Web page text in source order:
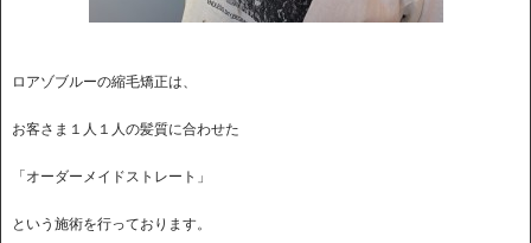
ロアゾブルーの縮毛矯正は、
お客さま１人１人の髪質に合わせた
「オーダーメイドストレート」
という施術を行っております。